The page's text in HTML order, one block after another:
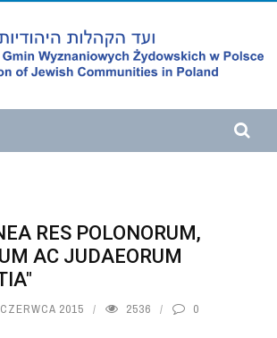
RES POLONORUM,
AC JUDAEORUM
2015 2536 0